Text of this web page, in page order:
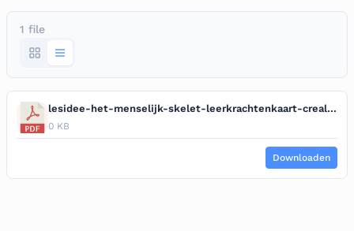
1 file
lesidee-het-menselijk-skelet-leerkrachtenkaart-creall-therm-soft.pdf
0 KB
Downloaden